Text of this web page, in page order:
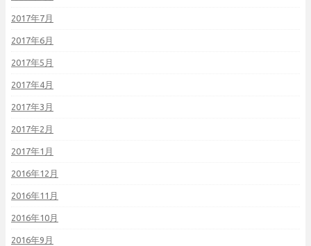
2017年7月
2017年6月
2017年5月
2017年4月
2017年3月
2017年2月
2017年1月
2016年12月
2016年11月
2016年10月
2016年9月